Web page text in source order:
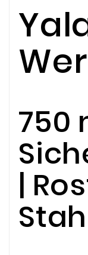
750
|